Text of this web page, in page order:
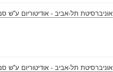
אוניברסיטת תל-אביב - אודיטוריום ע''ש
אוניברסיטת תל-אביב - אודיטוריום ע''ש